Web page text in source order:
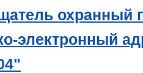
охранный
электронный